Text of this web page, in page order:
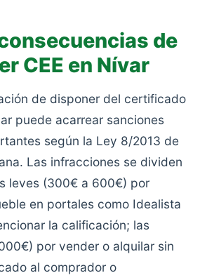
de
CEE en Nívar
de disponer del certificado
puede acarrear sanciones
según la Ley 8/2013 de
Las infracciones se dividen
leves (300€ a 600€) por
en portales como Idealista
la calificación; las
por vender o alquilar sin
al comprador o